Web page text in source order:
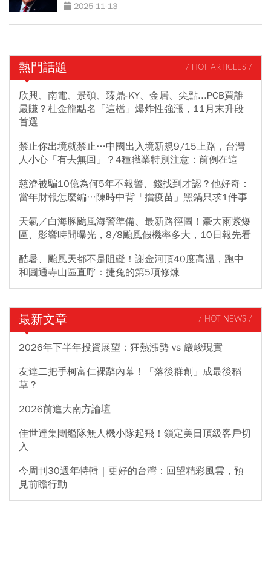
2025-11-13
熱門話題 / HOT ARTICLES /
欣興、南電、景碩、臻鼎-KY、金居、尖點...PCB買誰
最賺？杜金龍點名「這檔」爆炸性強漲，11月末升段
首選
禁止你出境就禁止…中國出入境新規9/15上路，台灣
人小心「有去無回」？4種職業特別注意：前例在這
慈濟被騙10億為何5年不報警、錢找到才認？他好奇：
當年財報怎麼編…陳時中背「擋疫苗」黑鍋只求1件事
天氣／白海豚颱風海警準備、最新路徑圖！豪大雨紫爆
區、影響時間曝光，8/8颱風假機率多大，10日報先看
酷暑、颱風天都不是阻礙！謝金河頂40度高溫，跑中
和圓通寺山區直呼：捷兔的第5項修煉
最新文章 / HOT NEWS /
2026年下半年投資展望：狂熱漲勢 vs 嚴峻現實
友達二把手柯富仁裸辭內幕！「落後群創」成最後稻
草？
2026前進大南方論壇
佳世達集團艦隊無人機小隊起飛！鎖定美日頂級客戶切
入
今周刊30週年特輯｜更好的台灣：回望精彩風雲，預
見前瞻行動